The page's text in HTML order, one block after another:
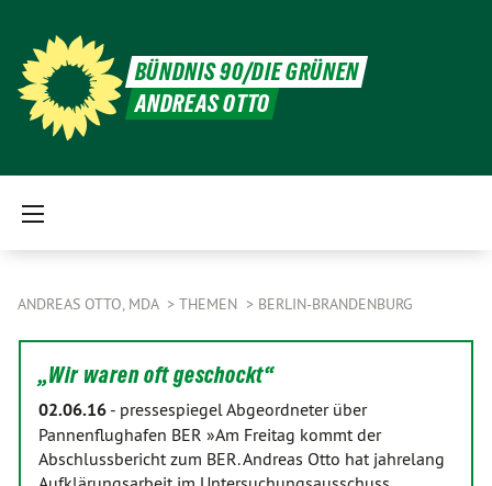
BÜNDNIS 90/DIE GRÜNEN
ANDREAS OTTO
ANDREAS OTTO, MDA THEMEN BERLIN-BRANDENBURG
„Wir waren oft geschockt“
02.06.16 - pressespiegel Abgeordneter über
Pannenflughafen BER »Am Freitag kommt der
Abschlussbericht zum BER. Andreas Otto hat jahrelang